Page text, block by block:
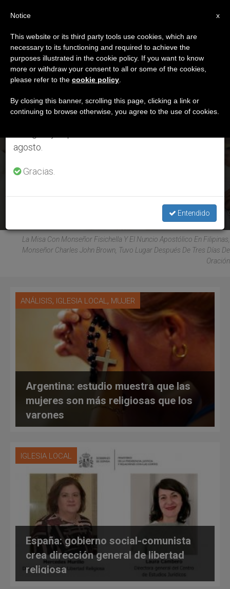
DÍA
Marzo 2nd, 2024
ÚLTIMAS NOTICIAS
Papa Francisco envía una “rosa de oro” a Nuestra Señora de
MAR 02, 2024 17:38
La Misa Con Monseñor Fisichella Y El Nuncio Apostólico En Filipinas,
Monseñor Charles John Brown, Tuvo Lugar Después De Tres Días De
Oración
ANÁLISIS, IGLESIA LOCAL, MUJER
Argentina: estudio muestra que las
mujeres son más religiosas que los
varones
IGLESIA LOCAL
España: gobierno social-comunista
crea dirección general de libertad
religiosa
×
Aviso importante
Del 27 de julio al 7 de agosto haremos la pausa
anual, aprovechando que en el periodo de verano
se generan menos informaciones y también el
agosto.
Gracias.
Entendido
x
Notice
This website or its third party tools use cookies, which are
necessary to its functioning and required to achieve the
purposes illustrated in the cookie policy. If you want to know
more or withdraw your consent to all or some of the cookies,
please refer to the cookie policy
By closing this banner, scrolling this page, clicking a link or
continuing to browse otherwise, you agree to the use of cookies.